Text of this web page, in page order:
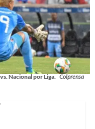
Nacional por Liga. Colprensa